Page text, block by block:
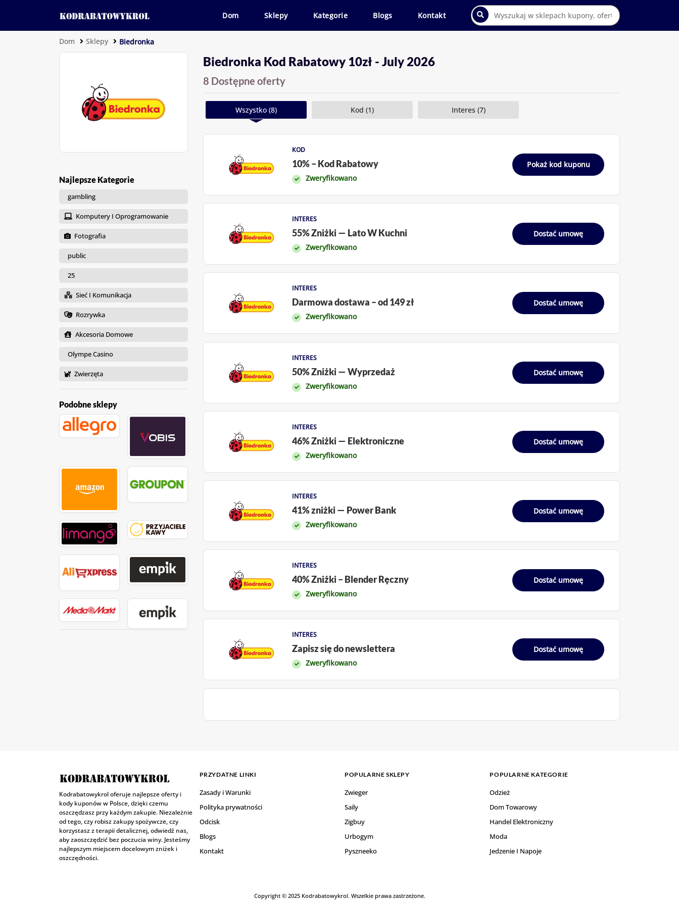
Dom Sklepy Kategorie Blogs Kontakt
Dom Sklepy Biedronka
Biedronka Kod Rabatowy 10zł - July 2026
8 Dostępne oferty
Wszystko (8) Kod (1) Interes (7)
KOD
10% – Kod Rabatowy
Zweryfikowano
Pokaż kod kuponu
INTERES
55% Zniżki — Lato W Kuchni
Zweryfikowano
Dostać umowę
INTERES
Darmowa dostawa – od 149 zł
Zweryfikowano
Dostać umowę
INTERES
50% Zniżki — Wyprzedaż
Zweryfikowano
Dostać umowę
INTERES
46% Zniżki — Elektroniczne
Zweryfikowano
Dostać umowę
INTERES
41% zniżki — Power Bank
Zweryfikowano
Dostać umowę
INTERES
40% Zniżki – Blender Ręczny
Zweryfikowano
Dostać umowę
INTERES
Zapisz się do newslettera
Zweryfikowano
Dostać umowę
Najlepsze Kategorie
gambling
Komputery I Oprogramowanie
Fotografia
public
25
Sieć I Komunikacja
Rozrywka
Akcesoria Domowe
Olympe Casino
Zwierzęta
Podobne sklepy
Kodrabatowykrol oferuje najlepsze oferty i
kody kuponów w Polsce, dzięki czemu
oszczędzasz przy każdym zakupie. Niezależnie
od tego, czy robisz zakupy spożywcze, czy
korzystasz z terapii detalicznej, odwiedź nas,
aby zaoszczędzić bez poczucia winy. Jesteśmy
najlepszym miejscem docelowym zniżek i
oszczędności.
PRZYDATNE LINKI
Zasady i Warunki
Polityka prywatności
Odcisk
Blogs
Kontakt
POPULARNE SKLEPY
Zwieger
Saily
Zigbuy
Urbogym
Pyszneeko
POPULARNE KATEGORIE
Odzież
Dom Towarowy
Handel Elektroniczny
Moda
Jedzenie I Napoje
Copyright © 2025 Kodrabatowykrol. Wszelkie prawa zastrzeżone.